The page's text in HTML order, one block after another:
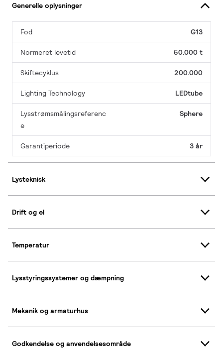
Generelle oplysninger
Fod G13
Normeret levetid 50.000 t
Skiftecyklus 200.000
Lighting Technology LEDtube
Lysstrømsmålingsreferenc
e
Sphere
Garantiperiode 3 år
Lysteknisk
Drift og el
Temperatur
Lysstyringssystemer og dæmpning
Mekanik og armaturhus
Godkendelse og anvendelsesområde